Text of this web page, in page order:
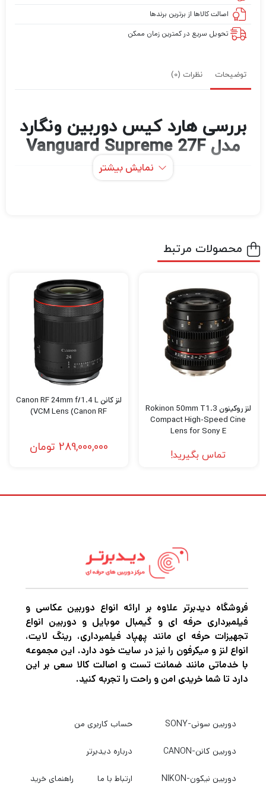
اصالت کالاها از برترین برندها
تحویل سریع در کمترین زمان ممکن
توضیحات نظرات (0)
بررسی هارد کیس دوربین ونگارد
مدل Vanguard Supreme 27F
مقاوم در برابر فشار، امکان استفاده در شرایط بسیار
سخت و حتی سفرهای ماجراجویانه را فراهم
می‌کند. این کیس دارای استانداردهای بین‌المللی
مقاومت در برابر آب و گردوغبار است و می‌تواند در
عمق مشخصی کاملاً ضدآب باقی بماند. همچنین
سیستم قفل ایمن و طراحی ارگونومیک آن باعث
می‌شود حمل آن بسیار آسان باشد.
از ویژگی‌های اصلی این کیس می‌توان به فوم
داخلی قابل برش اشاره کرد که به کاربر اجازه
می‌دهد فضای داخلی را مطابق با دوربین‌ها، لنزها و
حرکت تجهیزات در حین جابه‌جایی شده و امنیت
قفل‌های مکانیکی با قابلیت نصب قفل اضافه نیز
یکی از امکانات امنیتی مهم این محصول
کیفیت ساخت و کارایی در عکاسی و فیلم‌برداری
کیفیت ساختVanguard Supreme 27Fدر
سطح بسیار بالایی قرار دارد. این محصول از پلیمر
عکاسان طبیعت یا فیلم‌بردارانی که در شرایط
محیطی سخت فعالیت می‌کنند، این کیس
نمایش بیشتر
محصولات مرتبط
لنز روکینون Rokinon 50mm T1.3
Compact High-Speed Cine
Lens for Sony E
تماس بگیرید!
لنز کانن Canon RF 24mm f/1.4 L
VCM Lens (Canon RF)
289,000,000 تومان
فروشگاه دیدبرتر علاوه بر ارائه انواع دوربین عکاسی و
فیلمبرداری حرفه ای و گیمبال موبایل و دوربین انواع
تجهیزات حرفه ای مانند پهپاد فیلمبرداری، رینگ لایت،
انواع لنز و میکرفون را نیز در سایت خود دارد. این مجموعه
با خدماتی مانند ضمانت تست و اصالت کالا سعی بر این
دارد تا شما خریدی امن و راحت را تجربه کنید.
دوربین سونی-SONY
دوربین کانن-CANON
دوربین نیکون-NIKON
حساب کاربری من
درباره دیدبرتر
ارتباط با ما راهنمای خرید